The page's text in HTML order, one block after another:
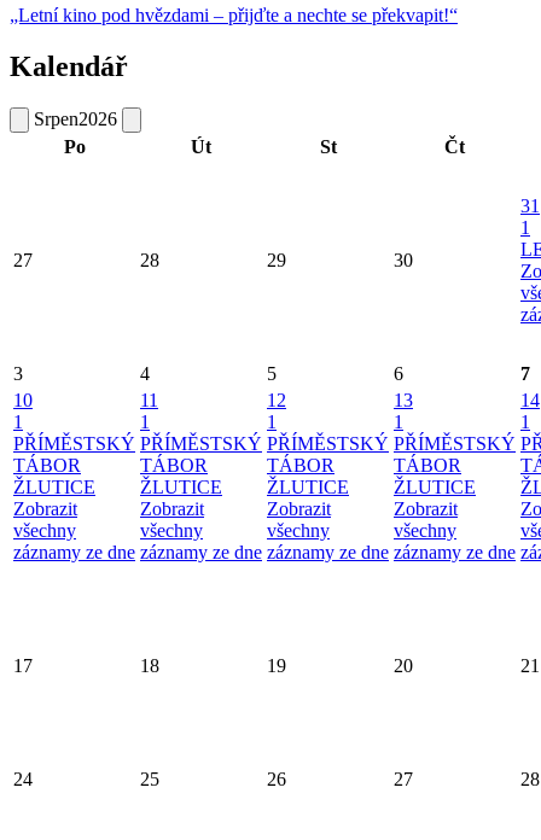
„Letní kino pod hvězdami – přijďte a nechte se překvapit!“
Kalendář
Srpen2026
Po
Út St Čt
27 28 29 30
31
1
3 4 5 6
7
10
1
PŘÍMĚSTSKÝ
TÁBOR
ŽLUTICE
Zobrazit
všechny
záznamy ze dne
11
1
PŘÍMĚSTSKÝ
TÁBOR
ŽLUTICE
Zobrazit
všechny
záznamy ze dne
12
1
PŘÍMĚSTSKÝ
TÁBOR
ŽLUTICE
Zobrazit
všechny
záznamy ze dne
13
1
PŘÍMĚSTSKÝ
TÁBOR
ŽLUTICE
Zobrazit
všechny
záznamy ze dne
14
1
17 18 19 20 21
24 25 26 27 28